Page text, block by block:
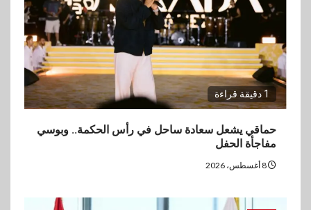
3
اقتصاد
ارتفاع أسعار النفط مع تصاعد
المخاوف بشأن مستقبل الملاحة
في مضيق هرمز
4 بنوك
البنك الزراعي يكرم موظفيه
المتميزين بعد تحقيق نتائج قياسية
1 دقيقة قراءة
حماقي يشعل سعادة ساحل في رأس الحكمة.. وبوسي
مفاجأة الحفل